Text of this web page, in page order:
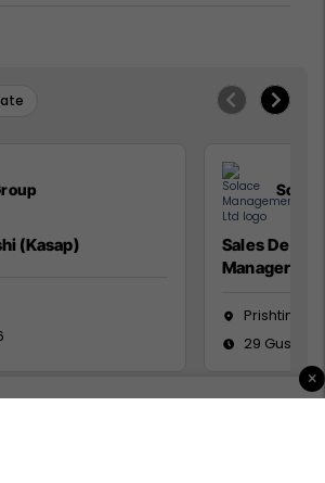
(Kasap)
Sales
Manager
Prishtinë
29 Gusht
×